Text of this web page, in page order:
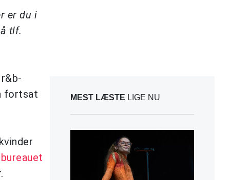
er du i
tlf.
fortsat
MEST LÆSTE LIGE NU